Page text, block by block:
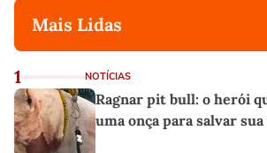
Mais Lidas
1 NOTÍCIAS
Ragnar pit bull: o herói
uma onça para salvar